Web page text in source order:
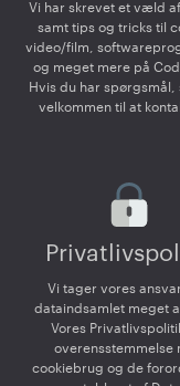
Vi har skrevet et væld
samt tips og tricks til
video/film,
og meget mere på
Hvis du har spørgsmål,
velkommen til at
Vi tager vores
dataindsamlet meget
Vores
overensstemmelse
cookiebrug og de